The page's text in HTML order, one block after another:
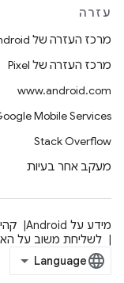
עזרה
מרכז העזרה של Android
מרכז העזרה של Pixel
www.android.com
Mobile Services
Stack Overflow
מעקב אחר בעיות
מידע על Android
לשליחת משוב על